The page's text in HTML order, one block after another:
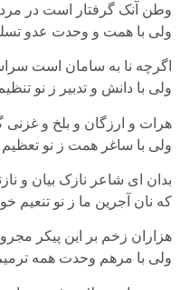
وطن آنک گرفتار است در
ولی با همت و وحدت عدو
اگرچه نا به سامان است
ولی با دانش و تدبیر ز نو
هرات و ارزگان و بلخ و
ولی با ساغر همت ز نو
بدان ای شاعر نازک بیان و
که نان آجرین ما ز نو تنعیم
هزاران زخم بر این پیکر
ولی با مرهم وحدت همه